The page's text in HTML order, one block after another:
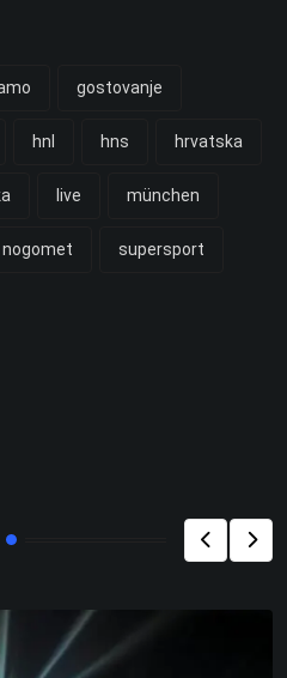
gostovanje
hnl hns hrvatska
live münchen
nogomet supersport